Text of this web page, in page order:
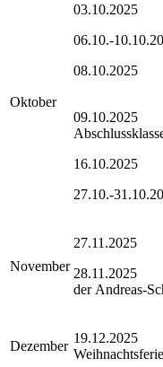
Oktober
06.10.-
09.10.2025
27.10.-
November 28.11.2025
der Andreas-
Dezember
19.12.2025